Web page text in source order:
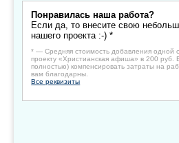
Понравилась наша работа?
Если да, то внесите свою
нашего проекта :-) *
* — Средняя стоимость добавления одной
проекту «Христианская афиша» в 200 руб.
полностью) компенсировать затраты на
вам благодарны.
Все реквизиты